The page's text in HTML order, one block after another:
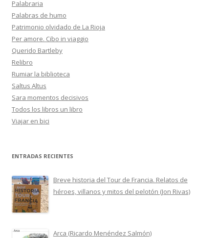
Palabraria
Palabras de humo
Patrimonio olvidado de La Rioja
Per amore. Cibo in viaggio
Querido Bartleby
Relibro
Rumiar la biblioteca
Saltus Altus
Sara momentos decisivos
Todos los libros un libro
Viajar en bici
ENTRADAS RECIENTES
Breve historia del Tour de Francia. Relatos de
héroes, villanos y mitos del pelotón (Jon Rivas)
Arca (Ricardo Menéndez Salmón)